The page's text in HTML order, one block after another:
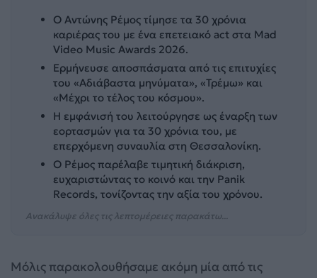
Ο Αντώνης Ρέμος τίμησε τα 30 χρόνια
καριέρας του με ένα επετειακό act στα Mad
Video Music Awards 2026.
Ερμήνευσε αποσπάσματα από τις επιτυχίες
του «Αδιάβαστα μηνύματα», «Τρέμω» και
«Μέχρι το τέλος του κόσμου».
Η εμφάνισή του λειτούργησε ως έναρξη των
εορτασμών για τα 30 χρόνια του, με
επερχόμενη συναυλία στη Θεσσαλονίκη.
Ο Ρέμος παρέλαβε τιμητική διάκριση,
ευχαριστώντας το κοινό και την Panik
Records, τονίζοντας την αξία του χρόνου.
Ανακάλυψε όλες τις λεπτομέρειες παρακάτω...
Μόλις παρακολουθήσαμε ακόμη μία από τις